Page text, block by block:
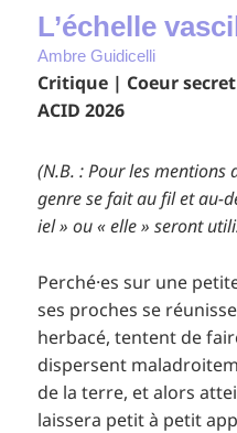
L’échelle
Ambre Guidicelli
Critique | Coeur
ACID 2026
(N.B. : Pour les
genre se fait au fil et au-
iel » ou « elle » seront
Perché·es sur une
ses proches se
herbacé, tentent de
dispersent
de la terre, et alors
laissera petit à petit